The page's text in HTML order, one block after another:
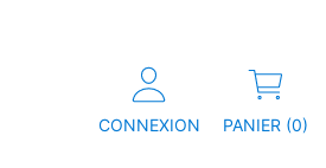
CONNEXION PANIER (0)